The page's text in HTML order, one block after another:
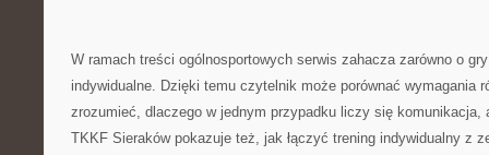
W ramach treści ogólnosportowych serwis zahacza zarówno o
indywidualne. Dzięki temu czytelnik może porównać wymagania
zrozumieć, dlaczego w jednym przypadku liczy się komunikacja,
TKKF Sieraków pokazuje też, jak łączyć trening indywidualny z